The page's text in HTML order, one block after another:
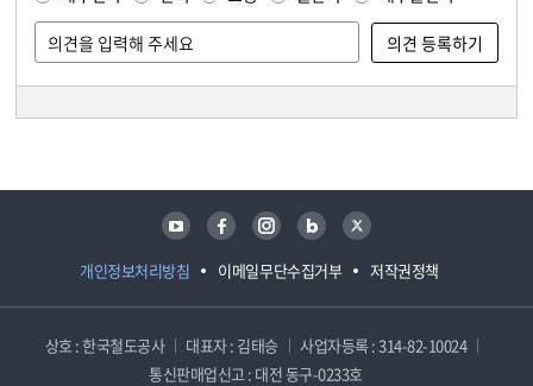
개인정보처리방침 이메일무단수집거부 저작권정책
유튜브 페이스북 인스타그램 블로그 트위터
상호 : 한국철도공사 대표자 : 김태승
사업자등록 : 314-82-10024
통신판매업신고 : 대전 동구-0233호